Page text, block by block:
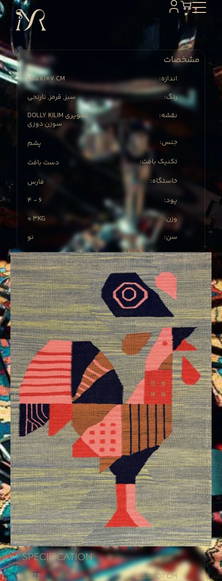
Specification
Size: 107 CM
155x
مشخصات
155X107 CM
:اندازه
سبز, قرمز, نارنجی
:رنگ
DOLLY KILIM تصویری
سوزن دوزی
:نقشه
پشم
:جنس
دست بافت
:تکنیک بافت
فارس
:خاستگاه
4 - 6
:پود
≈ 3KG
:وزن
نو
:سن